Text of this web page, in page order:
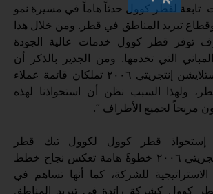
لقطر كوول حدثاً هاماً في مسيرة نمو
تبريد المناطق في قطر. ومن خلال هذا
توفر قطر كوول خدمات عالية الجودة
التي تخدمها. ومن الجدير بالذكر أن
كوول تيك وإنستلايشن إنتجريتي ٢٠٠٦ تملكان قائمة عملاء
ولهذا السبب نظن أن استحواذنا لهذه
مربحاً لجميع الأطراف “.
إستحواذ قطر كوول لكوول تيك قطر
وإنستلايشن إنتجريتي ٢٠٠٦ خطوةً هامة تعكس نجاح خطط
الاستراتيجية للشركة، كما أنها تساهم في
كوول كشركة رائدة في تبريد المناطق